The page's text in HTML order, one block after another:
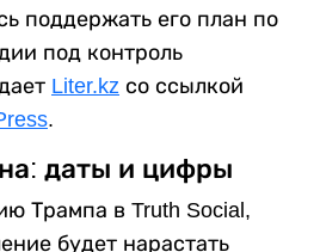
поддержать его план по
под контроль
Liter.kz со ссылкой
.
даты и цифры
Трампа в Truth Social,
будет нарастать